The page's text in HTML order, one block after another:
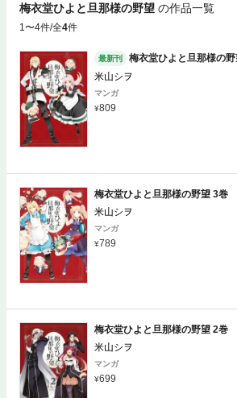
梅衣堂ひよと旦那様の野望 の作品一覧
1〜4件/全4件
最新刊
梅衣堂ひよと旦那様の
米山シヲ
マンガ
809
梅衣堂ひよと旦那様の野望 3巻
米山シヲ
マンガ
789
梅衣堂ひよと旦那様の野望 2巻
米山シヲ
マンガ
699